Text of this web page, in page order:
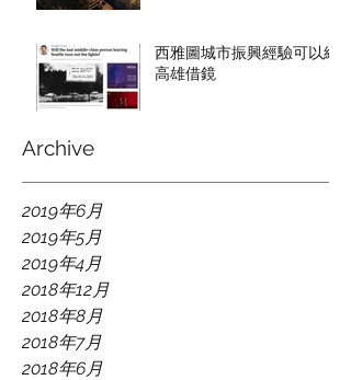
西雅圖城市振興經驗可以給
高雄借鏡
Archive
2019年6月
2019年5月
2019年4月
2018年12月
2018年8月
2018年7月
2018年6月